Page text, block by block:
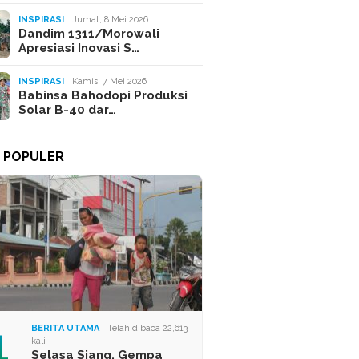
INSPIRASI Jumat, 8 Mei 2026
Dandim 1311/Morowali
Apresiasi Inovasi S…
INSPIRASI Kamis, 7 Mei 2026
Babinsa Bahodopi Produksi
Solar B-40 dar…
BERITA UTAMA
Telah dibaca 22,613
kali
Selasa Siang, Gempa